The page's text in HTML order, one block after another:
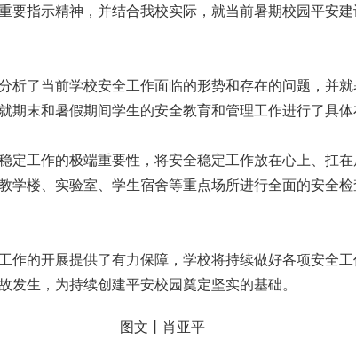
要指示精神，并结合我校实际，就当前暑期校园平安
析了当前学校安全工作面临的形势和存在的问题，并
末和暑假期间学生的安全教育和管理工作进行了具体
工作的极端重要性，将安全稳定工作放在心上、扛
学楼、实验室、学生宿舍等重点场所进行全面的安全
的开展提供了有力保障，学校将持续做好各项安全
生，为持续创建平安校园奠定坚实的基础。
图文丨肖亚平